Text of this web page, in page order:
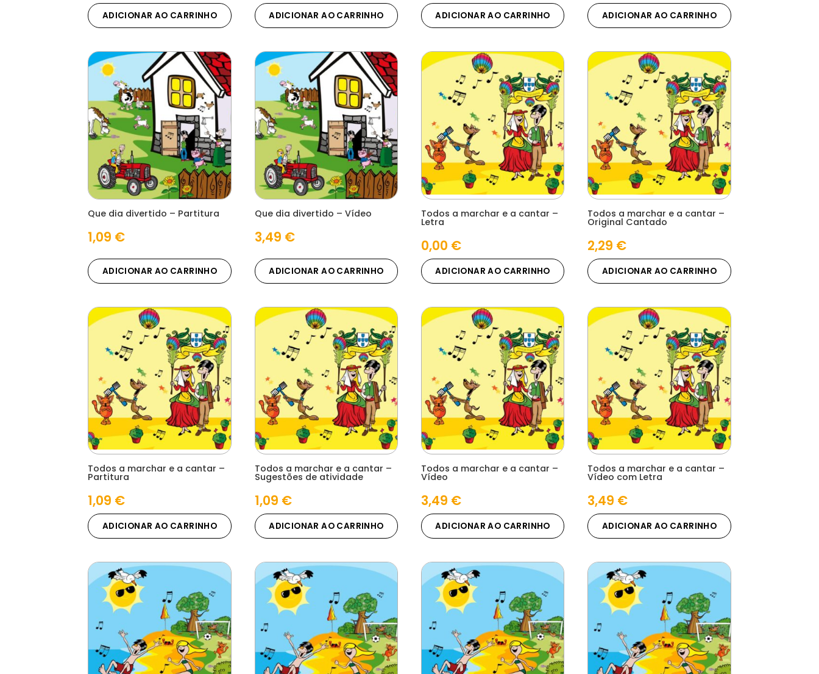
ADICIONAR AO CARRINHO ADICIONAR AO CARRINHO ADICIONAR AO CARRINHO ADICIONAR AO CARRINHO
Que dia divertido – Partitura
1,09 €
ADICIONAR AO CARRINHO
Que dia divertido – Vídeo
3,49 €
ADICIONAR AO CARRINHO
Todos a marchar e a cantar –
Letra
0,00 €
ADICIONAR AO CARRINHO
Todos a marchar e a cantar –
Original Cantado
2,29 €
ADICIONAR AO CARRINHO
Todos a marchar e a cantar –
Partitura
1,09 €
ADICIONAR AO CARRINHO
Todos a marchar e a cantar –
Sugestões de atividade
1,09 €
ADICIONAR AO CARRINHO
Todos a marchar e a cantar –
Vídeo
3,49 €
ADICIONAR AO CARRINHO
Todos a marchar e a cantar –
Vídeo com Letra
3,49 €
ADICIONAR AO CARRINHO